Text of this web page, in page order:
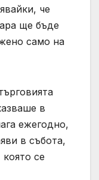
че
ще бъде
само на
в
ежегодно,
в събота,
се